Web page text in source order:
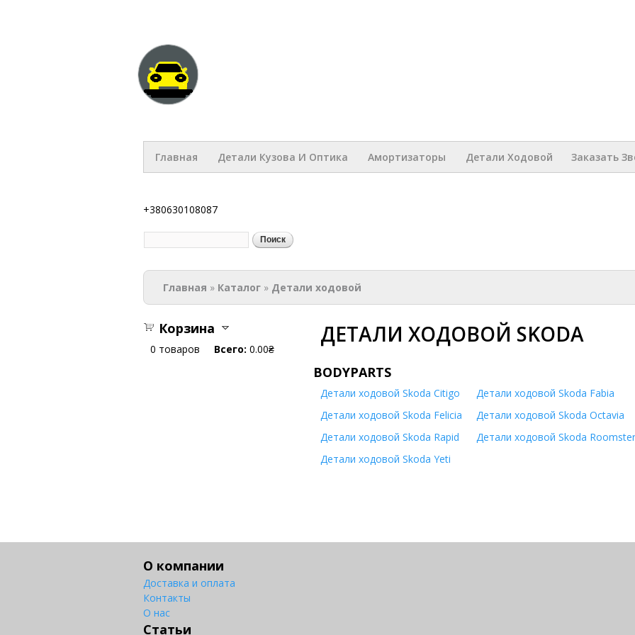
Главная Детали Кузова И Оптика Амортизаторы Детали Ходовой Заказать
+380630108087
Форма поиска
Вы здесь
Главная » Каталог » Детали ходовой
Корзина
0 товаров Всего: 0.00₴
ДЕТАЛИ ХОДОВОЙ SKODA
BODYPARTS
Детали ходовой Skoda Citigo Детали ходовой Skoda Fabia
Детали ходовой Skoda Felicia
Детали ходовой Skoda Octavia
Детали ходовой Skoda Rapid
Детали ходовой Skoda Roomster
Детали ходовой Skoda Yeti
О компании
Доставка и оплата
Контакты
О нас
Статьи